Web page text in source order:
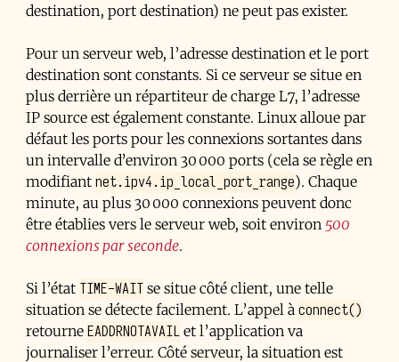
destination, port destination) ne peut pas exister.
Pour un serveur web, l’adresse destination et le port
destination sont constants. Si ce serveur se situe en
plus derrière un répartiteur de charge L7, l’adresse
IP source est également constante. Linux alloue par
défaut les ports pour les connexions sortantes dans
un intervalle d’environ 30 000 ports (cela se règle en
modifiant net.ipv4.ip_local_port_range). Chaque
minute, au plus 30 000 connexions peuvent donc
être établies vers le serveur web, soit environ 500
connexions par seconde.
Si l’état TIME-WAITse situe côté client, une telle
situation se détecte facilement. L’appel à connect()
retourne EADDRNOTAVAIL et l’application va
journaliser l’erreur. Côté serveur, la situation est